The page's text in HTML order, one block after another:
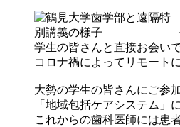
学生の皆さんと直接お会い
コロナ禍によってリモート
大勢の学生の皆さんにご参
「地域包括ケアシステム」
これからの歯科医師には患